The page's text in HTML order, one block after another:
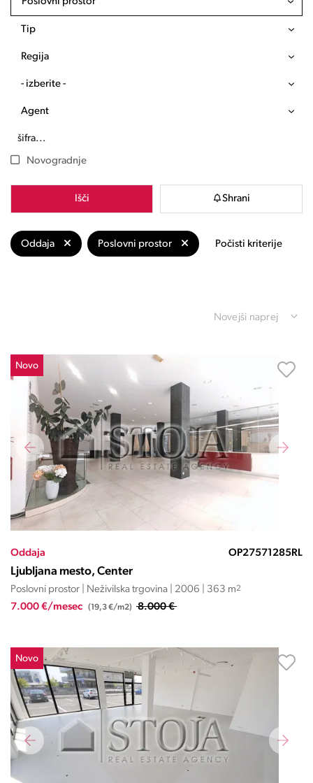
Tip
Regija
- izberite -
Agent
Novogradnje
Išči Shrani
Oddaja Poslovni prostor Počisti kriterije
Novejši naprej
Novo
Oddaja OP27571285RL
Ljubljana mesto, Center
Poslovni prostor | Neživilska trgovina | 2006 | 363 m2
7.000 €/mesec (19,3 €/m2) 8.000 €
Novo